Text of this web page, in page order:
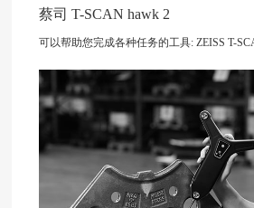
蔡司 T-SCAN hawk 2
可以帮助您完成各种任务的工具: ZEISS T-